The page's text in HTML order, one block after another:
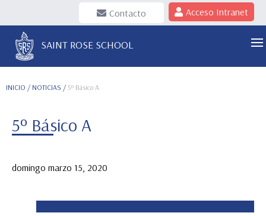
Contacto Acceso Intranet
SAINT ROSE SCHOOL
INICIO / NOTICIAS / 5º Básico A
5º Básico A
domingo marzo 15, 2020